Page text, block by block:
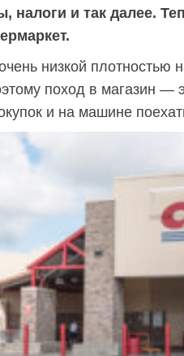
налоги и так далее.
низкой плотностью
поход в магазин
и на машине